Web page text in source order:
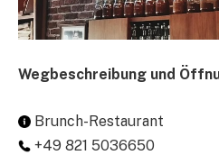
Wegbeschreibung und
Brunch-Restaurant
+49 821 5036650